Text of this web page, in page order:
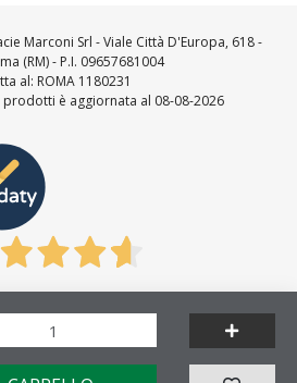
Marconi Srl - Viale Città D'Europa, 618 -
(RM) - P.I. 09657681004
al: ROMA 1180231
è aggiornata al 08-08-2026
4.7/5-23721feedbacks